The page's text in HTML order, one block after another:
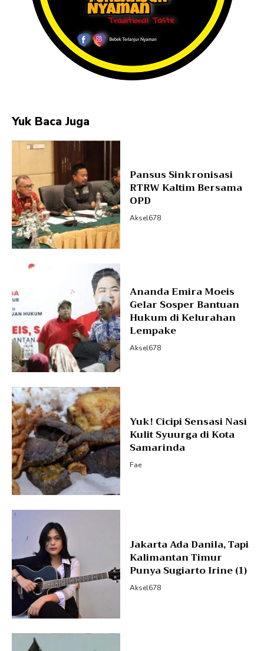
Yuk Baca Juga
Pansus Sinkronisasi
RTRW Kaltim Bersama
OPD
Aksel678
Ananda Emira Moeis
Gelar Sosper Bantuan
Hukum di Kelurahan
Lempake
Aksel678
Yuk! Cicipi Sensasi Nasi
Kulit Syuurga di Kota
Samarinda
Fae
Jakarta Ada Danila, Tapi
Kalimantan Timur
Punya Sugiarto Irine (1)
Aksel678